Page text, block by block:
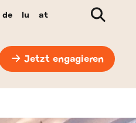
de lu at Suche
Jetzt engagieren